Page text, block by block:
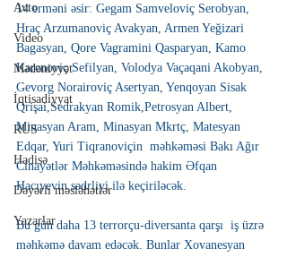
Avto
Video
Mədəniyyət
İqtisadiyyat
RUS
Hadisə
Dəyərli məsləhətlər
Yazarlar
14 erməni əsir: Gegam Samveloviç Serobyan,
Hraç Arzumanoviç Avakyan, Armen Yeğizari
Bagasyan, Qore Vagramini Qasparyan, Kamo
Karenoviç Sefilyan, Volodya Vaçaqani Akobyan,
Gevorg Norairoviç Asertyan, Yenqoyan Sisak
Qrişai,Sedrakyan Romik,Petrosyan Albert,
Minasyan Aram, Minasyan Mkrtç, Matesyan
Edqar, Yuri Tiqranoviçin  məhkəməsi Bakı Ağır
Cinayətlər Məhkəməsində hakim Əfqan
Hacıyevin sədrliyi ilə keçiriləcək.
Bu gün daha 13 terrorçu-diversanta qarşı  iş üzrə
məhkəmə davam edəcək. Bunlar Xovanesyan